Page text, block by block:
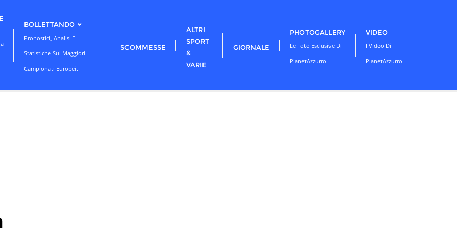
BOLLETTANDO
Pronostici, Analisi E
Statistiche Sui Maggiori
Campionati Europei.
SCOMMESSE
ALTRI
SPORT
&
VARIE
GIORNALE
PHOTOGALLERY
Le Foto Esclusive Di
PianetAzzurro
VIDEO
I Video Di
PianetAzzurro